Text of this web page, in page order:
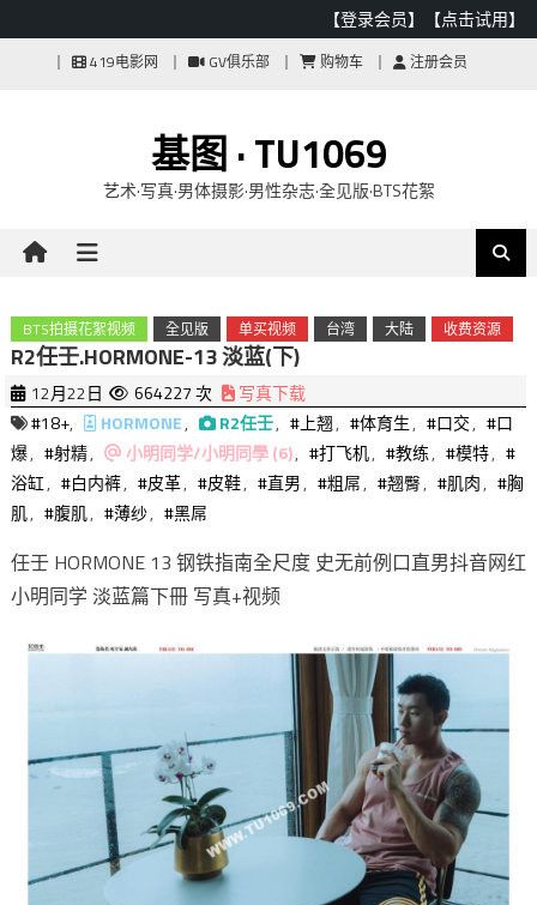
【登录会员】 【点击试用】
419电影网 GV俱乐部 购物车 注册会员
基图 · TU1069
艺术·写真·男体摄影·男性杂志·全见版·BTS花絮
BTS拍摄花絮视频 全见版 单买视频 台湾 大陆 收费资源
R2任壬.HORMONE-13 淡蓝(下)
12月22日 664227 次
写真下载
#18+, HORMONE, R2任壬, #上翘, #体育生, #口交, #口
爆, #射精, 小明同学/小明同學 (6), #打飞机, #教练, #模特, #
浴缸, #白内裤, #皮革, #皮鞋, #直男, #粗屌, #翘臀, #肌肉, #胸
肌, #腹肌, #薄纱, #黑屌
任壬 HORMONE 13 钢铁指南全尺度 史无前例口直男抖音网红
小明同学 淡蓝篇下冊 写真+视频